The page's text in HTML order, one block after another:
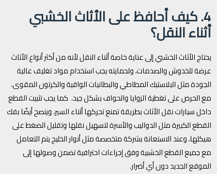
4. كيف أحافظ على الأثاث الخشبي
أثناء النقل؟
يحتاج الأثاث الخشبي إلى عناية خاصة أثناء النقل لأنه من أكثر أنواع الأثاث
عرضة للخدوش والصدمات، ولحمايته يجب استخدام مواد تغليف عالية
الجودة مثل البلاستيك المطاطي والبطانيات الواقية والكرتون المقوى،
مع الحرص على تغطية الزوايا والحواف بشكل جيد، كما يجب تثبيت القطع
داخل سيارات نقل الأثاث بطريقة تمنع تحركها أثناء السير، وينصح أيضًا بفك
القطع الكبيرة مثل الدواليب والأسرة لتسهيل نقلها وتقليل الضغط على
هيكلها، وعند الاستعانة بشركة متخصصة مثل أنوار الخليج يتم التعامل
مع جميع القطع الخشبية وفق إجراءات احترافية تضمن وصولها إلى
الموقع الجديد دون أي أضرار.